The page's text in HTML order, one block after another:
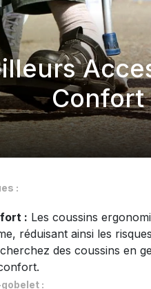
:
: Les coussins
réduisant ainsi les
des coussins en
: